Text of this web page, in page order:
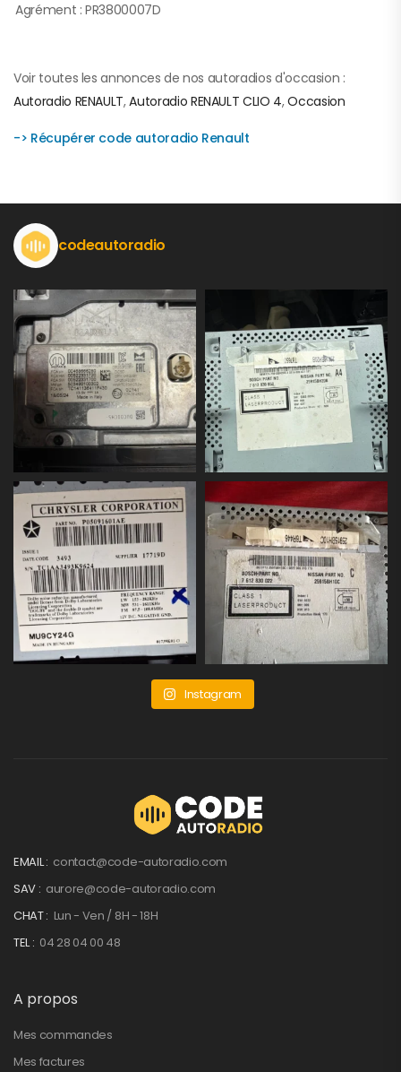
Agrément : PR3800007D
Voir toutes les annonces de nos autoradios d'occasion :
Autoradio RENAULT,Autoradio RENAULT CLIO 4,Occasion
-> Récupérer code autoradio Renault
codeautoradio
Instagram
EMAIL : contact@code-autoradio.com
SAV : aurore@code-autoradio.com
CHAT : Lun - Ven / 8H - 18H
TEL : 04 28 04 00 48
A propos
Mes commandes
Mes factures